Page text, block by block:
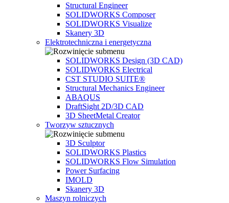
Structural Engineer
SOLIDWORKS Composer
SOLIDWORKS Visualize
Skanery 3D
Elektrotechniczna i energetyczna
SOLIDWORKS Design (3D CAD)
SOLIDWORKS Electrical
CST STUDIO SUITE®
Structural Mechanics Engineer
ABAQUS
DraftSight 2D/3D CAD
3D SheetMetal Creator
Tworzyw sztucznych
3D Sculptor
SOLIDWORKS Plastics
SOLIDWORKS Flow Simulation
Power Surfacing
IMOLD
Skanery 3D
Maszyn rolniczych